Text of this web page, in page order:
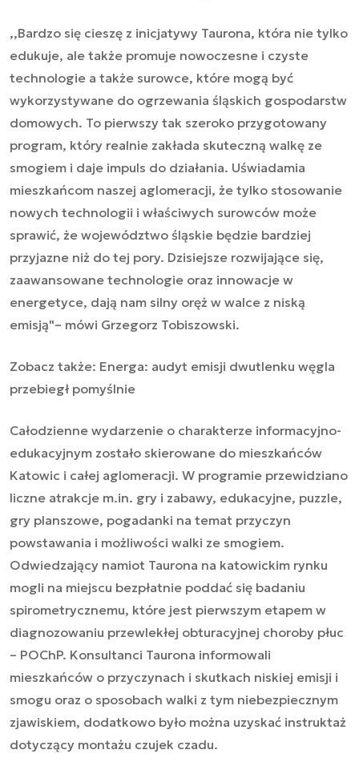
,,Bardzo się cieszę z inicjatywy Taurona, która nie tylko
edukuje, ale także promuje nowoczesne i czyste
technologie a także surowce, które mogą być
wykorzystywane do ogrzewania śląskich gospodarstw
domowych. To pierwszy tak szeroko przygotowany
program, który realnie zakłada skuteczną walkę ze
smogiem i daje impuls do działania. Uświadamia
mieszkańcom naszej aglomeracji, że tylko stosowanie
nowych technologii i właściwych surowców może
sprawić, że województwo śląskie będzie bardziej
przyjazne niż do tej pory. Dzisiejsze rozwijające się,
zaawansowane technologie oraz innowacje w
energetyce, dają nam silny oręż w walce z niską
emisją"– mówi Grzegorz Tobiszowski.
Zobacz także: Energa: audyt emisji dwutlenku węgla
przebiegł pomyślnie
Całodzienne wydarzenie o charakterze informacyjno-
edukacyjnym zostało skierowane do mieszkańców
Katowic i całej aglomeracji. W programie przewidziano
liczne atrakcje m.in. gry i zabawy, edukacyjne, puzzle,
gry planszowe, pogadanki na temat przyczyn
powstawania i możliwości walki ze smogiem.
Odwiedzający namiot Taurona na katowickim rynku
mogli na miejscu bezpłatnie poddać się badaniu
spirometrycznemu, które jest pierwszym etapem w
diagnozowaniu przewlekłej obturacyjnej choroby płuc
– POChP. Konsultanci Taurona informowali
mieszkańców o przyczynach i skutkach niskiej emisji i
smogu oraz o sposobach walki z tym niebezpiecznym
zjawiskiem, dodatkowo było można uzyskać instruktaż
dotyczący montażu czujek czadu.